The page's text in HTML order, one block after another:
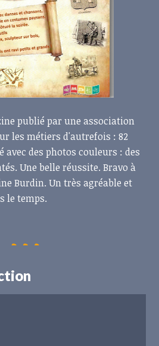
publié par une association
les métiers d'autrefois : 82
avec des photos couleurs : des
Une belle réussite. Bravo à
Burdin. Un très agréable et
le temps.